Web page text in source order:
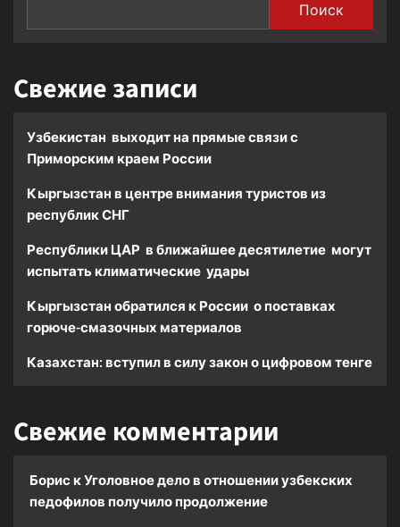
Поиск
Свежие записи
Узбекистан выходит на прямые связи с
Приморским краем России
Кыргызстан в центре внимания туристов из
республик СНГ
Республики ЦАР в ближайшее десятилетие могут
испытать климатические удары
Кыргызстан обратился к России о поставках
горюче-смазочных материалов
Казахстан: вступил в силу закон о цифровом тенге
Свежие комментарии
Борис кУголовное дело в отношении узбекских
педофилов получило продолжение